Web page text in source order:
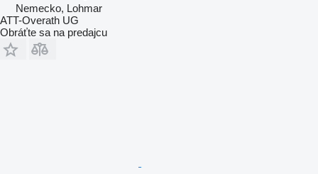
Nemecko, Lohmar
ATT-Overath UG
Obráťte sa na predajcu